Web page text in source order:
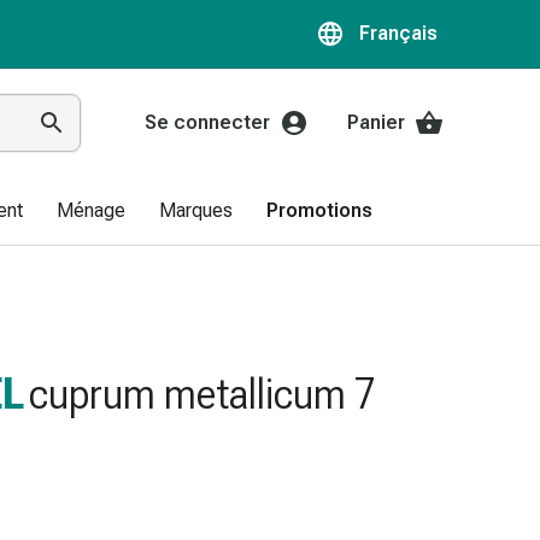
Français
Se connecter Panier
Ménage Marques Promotions
cuprum metallicum 7